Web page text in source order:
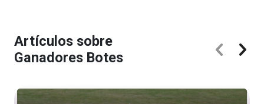
Artículos sobre
Ganadores Botes